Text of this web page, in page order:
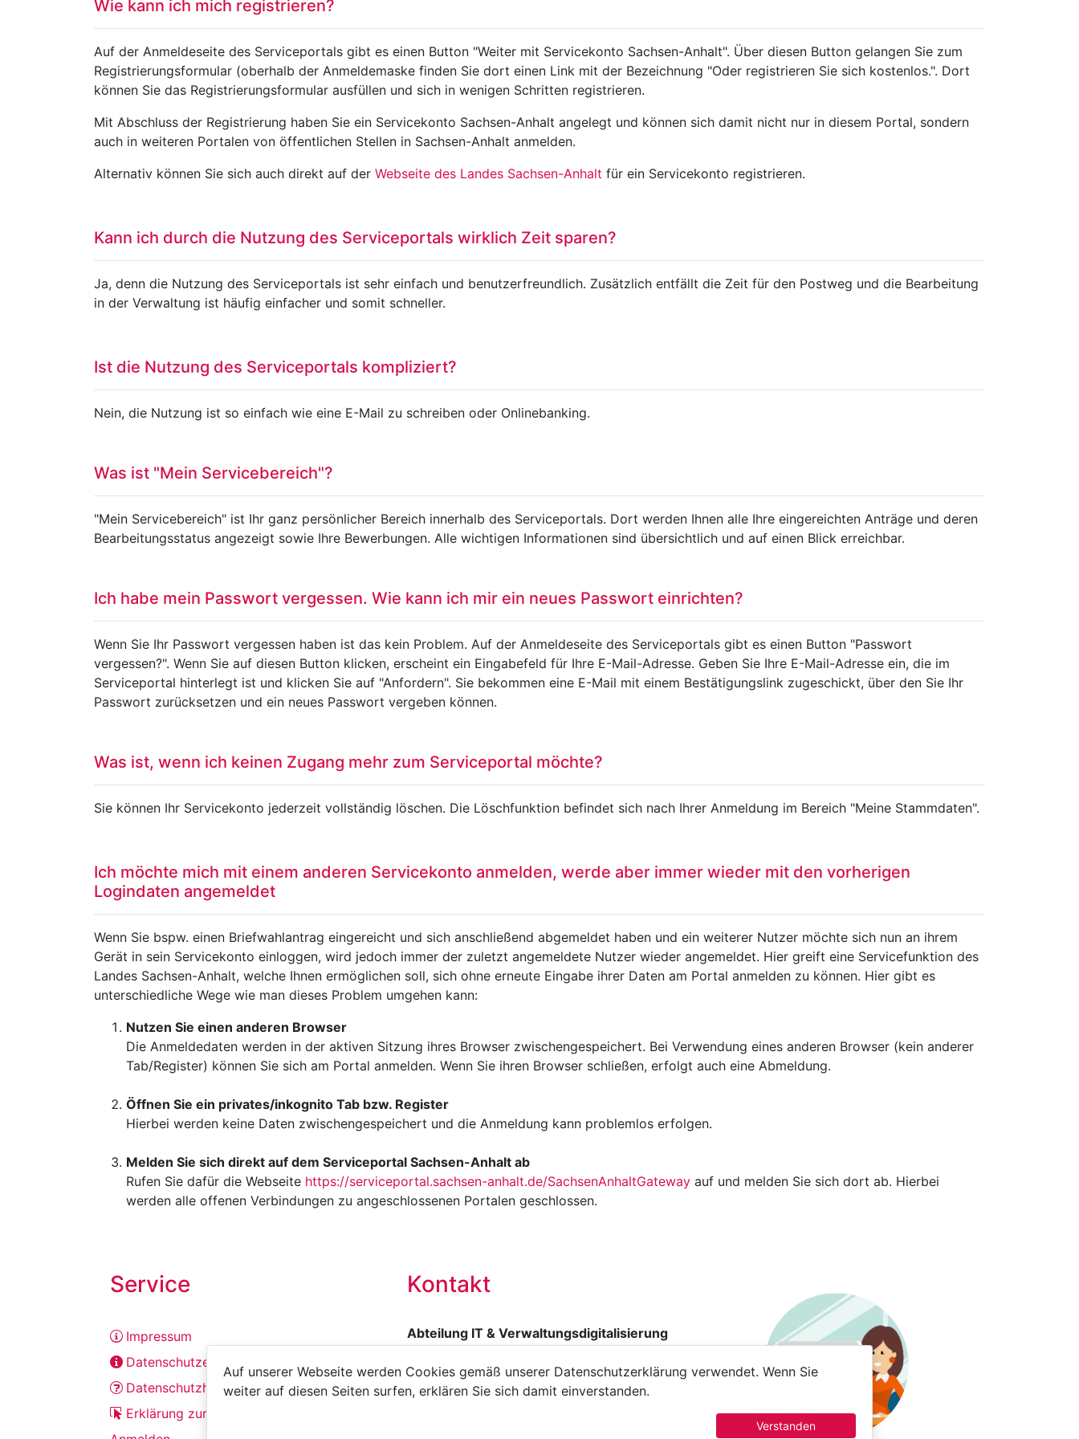
Auf unserer Webseite werden Cookies gemäß unserer Datenschutzerklärung verwendet. Wenn Sie
weiter auf diesen Seiten surfen, erklären Sie sich damit einverstanden.
Verstanden
Wie kann ich mich registrieren?
Auf der Anmeldeseite des Serviceportals gibt es einen Button "Weiter mit Servicekonto Sachsen-Anhalt". Über diesen Button gelangen Sie zum
Registrierungsformular (oberhalb der Anmeldemaske finden Sie dort einen Link mit der Bezeichnung "Oder registrieren Sie sich kostenlos.". Dort
können Sie das Registrierungsformular ausfüllen und sich in wenigen Schritten registrieren.
Mit Abschluss der Registrierung haben Sie ein Servicekonto Sachsen-Anhalt angelegt und können sich damit nicht nur in diesem Portal, sondern
auch in weiteren Portalen von öffentlichen Stellen in Sachsen-Anhalt anmelden.
Alternativ können Sie sich auch direkt auf der Webseite des Landes Sachsen-Anhalt für ein Servicekonto registrieren.
Kann ich durch die Nutzung des Serviceportals wirklich Zeit sparen?
Ja, denn die Nutzung des Serviceportals ist sehr einfach und benutzerfreundlich. Zusätzlich entfällt die Zeit für den Postweg und die Bearbeitung
in der Verwaltung ist häufig einfacher und somit schneller.
Ist die Nutzung des Serviceportals kompliziert?
Nein, die Nutzung ist so einfach wie eine E-Mail zu schreiben oder Onlinebanking.
Was ist "Mein Servicebereich"?
"Mein Servicebereich" ist Ihr ganz persönlicher Bereich innerhalb des Serviceportals. Dort werden Ihnen alle Ihre eingereichten Anträge und deren
Bearbeitungsstatus angezeigt sowie Ihre Bewerbungen. Alle wichtigen Informationen sind übersichtlich und auf einen Blick erreichbar.
Ich habe mein Passwort vergessen. Wie kann ich mir ein neues Passwort einrichten?
Wenn Sie Ihr Passwort vergessen haben ist das kein Problem. Auf der Anmeldeseite des Serviceportals gibt es einen Button "Passwort
vergessen?". Wenn Sie auf diesen Button klicken, erscheint ein Eingabefeld für Ihre E-Mail-Adresse. Geben Sie Ihre E-Mail-Adresse ein, die im
Serviceportal hinterlegt ist und klicken Sie auf "Anfordern". Sie bekommen eine E-Mail mit einem Bestätigungslink zugeschickt, über den Sie Ihr
Passwort zurücksetzen und ein neues Passwort vergeben können.
Was ist, wenn ich keinen Zugang mehr zum Serviceportal möchte?
Sie können Ihr Servicekonto jederzeit vollständig löschen. Die Löschfunktion befindet sich nach Ihrer Anmeldung im Bereich "Meine Stammdaten".
Ich möchte mich mit einem anderen Servicekonto anmelden, werde aber immer wieder mit den vorherigen
Logindaten angemeldet
Wenn Sie bspw. einen Briefwahlantrag eingereicht und sich anschließend abgemeldet haben und ein weiterer Nutzer möchte sich nun an ihrem
Gerät in sein Servicekonto einloggen, wird jedoch immer der zuletzt angemeldete Nutzer wieder angemeldet. Hier greift eine Servicefunktion des
Landes Sachsen-Anhalt, welche Ihnen ermöglichen soll, sich ohne erneute Eingabe ihrer Daten am Portal anmelden zu können. Hier gibt es
unterschiedliche Wege wie man dieses Problem umgehen kann:
Nutzen Sie einen anderen Browser
Die Anmeldedaten werden in der aktiven Sitzung ihres Browser zwischengespeichert. Bei Verwendung eines anderen Browser (kein anderer
Tab/Register) können Sie sich am Portal anmelden. Wenn Sie ihren Browser schließen, erfolgt auch eine Abmeldung.
Öffnen Sie ein privates/inkognito Tab bzw. Register
Hierbei werden keine Daten zwischengespeichert und die Anmeldung kann problemlos erfolgen.
Melden Sie sich direkt auf dem Serviceportal Sachsen-Anhalt ab
Rufen Sie dafür die Webseite https://serviceportal.sachsen-anhalt.de/SachsenAnhaltGateway auf und melden Sie sich dort ab. Hierbei
werden alle offenen Verbindungen zu angeschlossenen Portalen geschlossen.
Service
Impressum
Datenschutzerklärung
Datenschutzhinweise der Onlinedienste
Erklärung zur Barrierefreiheit
Kontakt
Abteilung IT & Verwaltungsdigitalisierung